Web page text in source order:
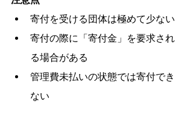
寄付を受ける団体は極めて少ない
寄付の際に「寄付金」を要求され
る場合がある
管理費未払いの状態では寄付でき
ない